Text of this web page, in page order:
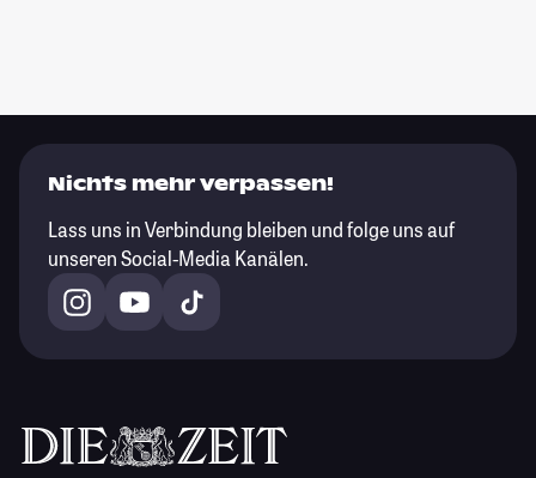
Nichts mehr verpassen!
Lass uns in Verbindung bleiben und folge uns auf
unseren Social-Media Kanälen.